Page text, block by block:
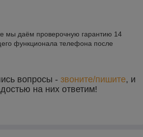
мы даём проверочную гарантию 14
функционала телефона после
вопросы - звоните/пишите, и
на них ответим!